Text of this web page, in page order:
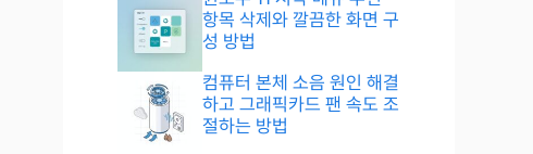
항목 삭제와 깔끔한 화면 구
성 방법
컴퓨터 본체 소음 원인 해결
하고 그래픽카드 팬 속도 조
절하는 방법